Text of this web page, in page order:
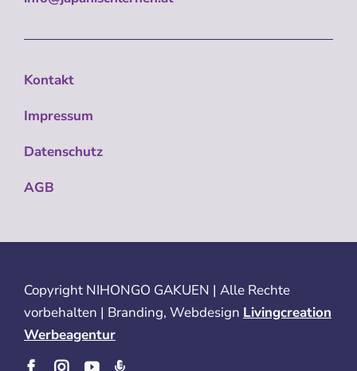
Kontakt
Impressum
Datenschutz
AGB
Copyright NIHONGO GAKUEN | Alle Rechte
vorbehalten | Branding, Webdesign Livingcreation
Werbeagentur